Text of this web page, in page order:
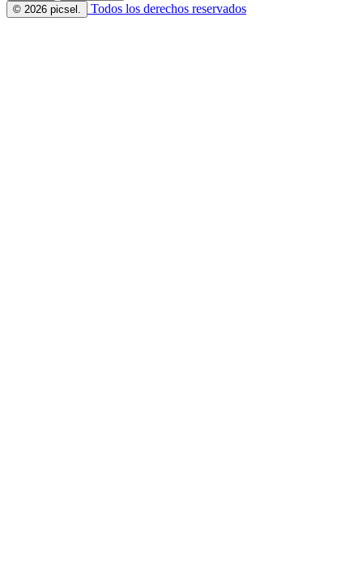
© 2026 picsel.
Todos los derechos reservados